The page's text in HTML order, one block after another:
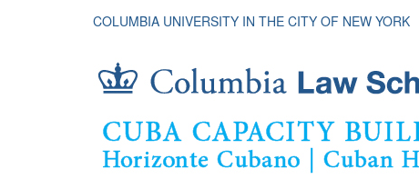
COLUMBIA UNIVERSITY IN THE CITY OF NEW YORK